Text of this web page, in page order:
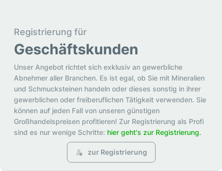
Registrierung für
Geschäftskunden
Unser Angebot richtet sich exklusiv an gewerbliche
Abnehmer aller Branchen. Es ist egal, ob Sie mit Mineralien
und Schmucksteinen handeln oder dieses sonstig in ihrer
gewerblichen oder freiberuflichen Tätigkeit verwenden. Sie
können auf jeden Fall von unseren günstigen
Großhandelspreisen profitieren! Zur Registrierung als Profi
sind es nur wenige Schritte: hier geht's zur Registrierung.
zur Registrierung